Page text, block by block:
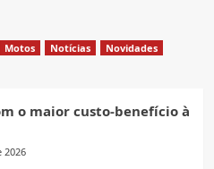
Motos Notícias
Novidades
o maior custo-benefício à
2026